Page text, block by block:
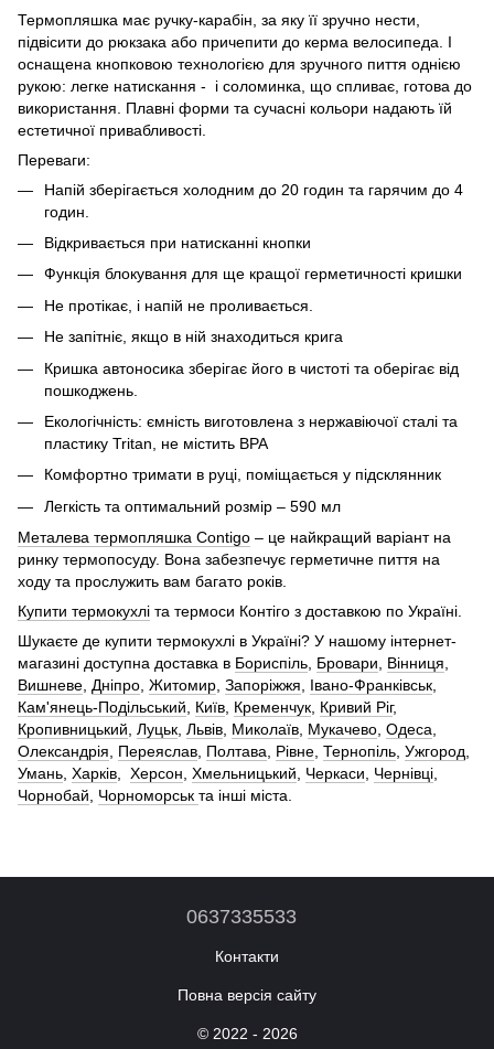
Термопляшка має ручку-карабін, за яку її зручно нести,
підвісити до рюкзака або причепити до керма велосипеда. І
оснащена кнопковою технологією для зручного пиття однією
рукою: легке натискання - і соломинка, що спливає, готова до
використання. Плавні форми та сучасні кольори надають їй
естетичної привабливості.
Переваги:
Напій зберігається холодним до 20 годин та гарячим до 4
годин.
Відкривається при натисканні кнопки
Функція блокування для ще кращої герметичності кришки
Не протікає, і напій не проливається.
Не запітніє, якщо в ній знаходиться крига
Кришка автоносика зберігає його в чистоті та оберігає від
пошкоджень.
Екологічність: ємність виготовлена ​​з нержавіючої сталі та
пластику Tritan, не містить BPA
Комфортно тримати в руці, поміщається у підсклянник
Легкість та оптимальний розмір – 590 мл
Металева термопляшка Contigo – це найкращий варіант на
ринку термопосуду. Вона забезпечує герметичне пиття на
ходу та прослужить вам багато років.
Купити термокухлі та термоси Контіго з доставкою по Україні.
Шукаєте де купити термокухлі в Україні? У нашому інтернет-
магазині доступна доставка в Бориспіль Бровари Вінниця
Вишневе Дніпро Житомир Запоріжжя Івано-Франківськ
Кам'янець-Подільський
Київ Кременчук Кривий Ріг,
Кропивницький Луцьк Львів Миколаїв Мукачево Одеса
Олександрія
Переяслав Полтава Рівне Тернопіль Ужгород
Умань Харків Херсон Хмельницький Черкаси Чернівці
Чорнобай
Чорноморськ та інші міста.
0637335533
Контакти
Повна версія сайту
© 2022 - 2026